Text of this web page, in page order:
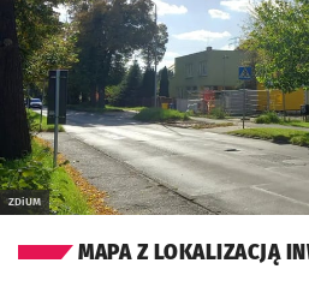
ZDiUM
MAPA Z LOKALIZACJĄ